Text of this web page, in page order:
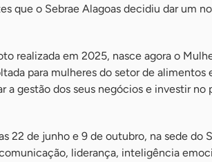
que o Sebrae Alagoas decidiu dar um
realizada em 2025, nasce agora o
para mulheres do setor de alimentos
a gestão dos seus negócios e investir no
22 de junho e 9 de outubro, na sede do
liderança, inteligência